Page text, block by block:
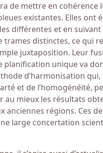
de mettre en cohérence
existantes. Elles ont
différentes et en suivant
trames distinctes, ce qui
juxtaposition. Leur
planification unique va
d’harmonisation
et de l’homogénéité,
au mieux les résultats
anciennes régions. Ces
large concertation